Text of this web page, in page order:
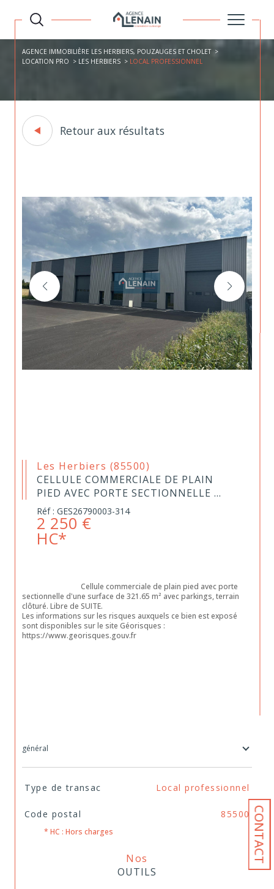
CONTACT
AGENCE IMMOBILIÈRE LES HERBIERS, POUZAUGES ET CHOLET
LOCATION PRO
LES HERBIERS LOCAL PROFESSIONNEL
Retour aux résultats
Les Herbiers (85500)
CELLULE COMMERCIALE DE PLAIN
PIED AVEC PORTE SECTIONNELLE ...
Réf : GES26790003-314
2 250 €
HC*
sectionnelle d'une surface de 321.65 m² avec parkings, terrain
clôturé. Libre de SUITE.
Les informations sur les risques auxquels ce bien est exposé
sont disponibles sur le site Géorisques :
https://www.georisques.gouv.fr
général
TRAD_SIROCCO_Caracteristique Valeurs
Type de transac Local professionnel
Code postal 85500
* HC : Hors charges
Nos
OUTILS